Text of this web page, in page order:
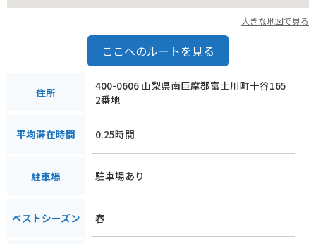
です。下部温泉は、武田信玄の隠し湯として知られ、古くから
した後は、温泉でゆっくりと疲れを癒すのもおすすめです。
所です。ぜひ一度訪れて、その魅力を体感してみてください。
大きな地図で見る
ここへのルートを見る
住所
400-0606 山梨県南巨摩郡富士川町十谷165
2番地
平均滞在時間 0.25時間
駐車場 駐車場あり
ベストシーズン 春